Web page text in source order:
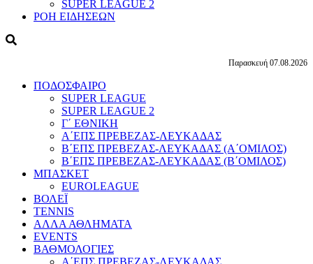
SUPER LEAGUE 2
ΡΟΗ ΕΙΔΗΣΕΩΝ
Παρασκευή 07.08.2026
ΠΟΔΟΣΦΑΙΡΟ
SUPER LEAGUE
SUPER LEAGUE 2
Γ΄ ΕΘΝΙΚΗ
Α΄ΕΠΣ ΠΡΕΒΕΖΑΣ-ΛΕΥΚΑΔΑΣ
Β΄ΕΠΣ ΠΡΕΒΕΖΑΣ-ΛΕΥΚΑΔΑΣ (Α΄ΟΜΙΛΟΣ)
Β΄ΕΠΣ ΠΡΕΒΕΖΑΣ-ΛΕΥΚΑΔΑΣ (Β΄ΟΜΙΛΟΣ)
ΜΠΑΣΚΕΤ
EUROLEAGUE
ΒΟΛΕΪ
TENNIS
ΑΛΛΑ ΑΘΛΗΜΑΤΑ
EVENTS
ΒΑΘΜΟΛΟΓΙΕΣ
Α΄ΕΠΣ ΠΡΕΒΕΖΑΣ-ΛΕΥΚΑΔΑΣ